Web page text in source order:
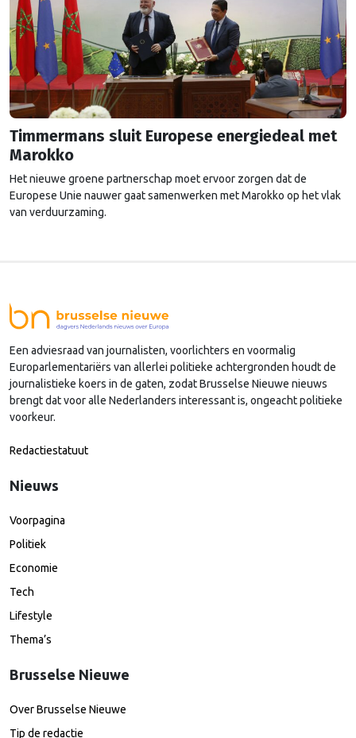
Timmermans sluit Europese energiedeal met
Marokko
Het nieuwe groene partnerschap moet ervoor zorgen dat de
Europese Unie nauwer gaat samenwerken met Marokko op het vlak
van verduurzaming.
Een adviesraad van journalisten, voorlichters en voormalig
Europarlementariërs van allerlei politieke achtergronden houdt de
journalistieke koers in de gaten, zodat Brusselse Nieuwe nieuws
brengt dat voor alle Nederlanders interessant is, ongeacht politieke
voorkeur.
Redactiestatuut
Nieuws
Voorpagina
Politiek
Economie
Tech
Lifestyle
Thema’s
Brusselse Nieuwe
Over Brusselse Nieuwe
Tip de redactie